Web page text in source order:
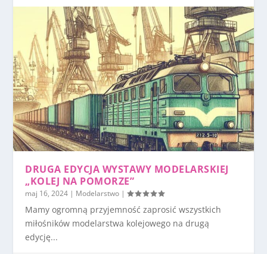
DRUGA EDYCJA WYSTAWY MODELARSKIEJ
„KOLEJ NA POMORZE”
maj 16, 2024 | Modelarstwo |
Mamy ogromną przyjemność zaprosić wszystkich
miłośników modelarstwa kolejowego na drugą
edycję...